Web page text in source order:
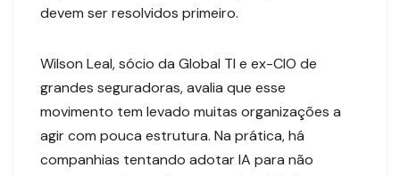
devem ser resolvidos primeiro.
Wilson Leal, sócio da Global TI e ex-CIO de
grandes seguradoras, avalia que esse
movimento tem levado muitas organizações a
agir com pouca estrutura. Na prática, há
companhias tentando adotar IA para não